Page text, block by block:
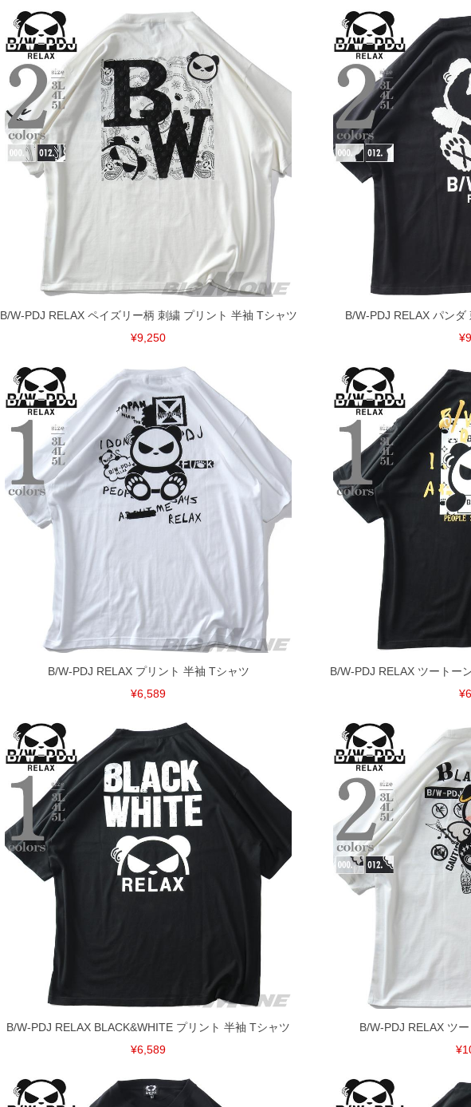
B/W-PDJ RELAX ペイズリー柄 刺繍 プリント 半袖 Tシャツ
¥9,250
B/W-PDJ RELAX パン
B/W-PDJ RELAX プリント 半袖 Tシャツ
¥6,589
B/W-PDJ RELAX ツートー
B/W-PDJ RELAX BLACK&WHITE プリント 半袖 Tシャツ
¥6,589
B/W-PDJ RELAX ツ